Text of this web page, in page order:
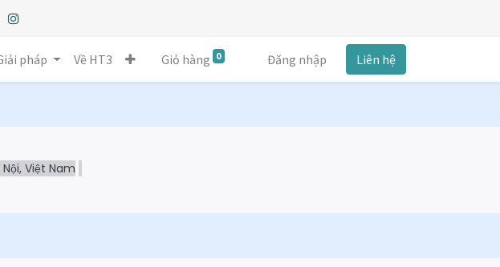
pháp Về HT3 Giỏ hàng 0 Đăng nhập Liên hệ
Việt Nam